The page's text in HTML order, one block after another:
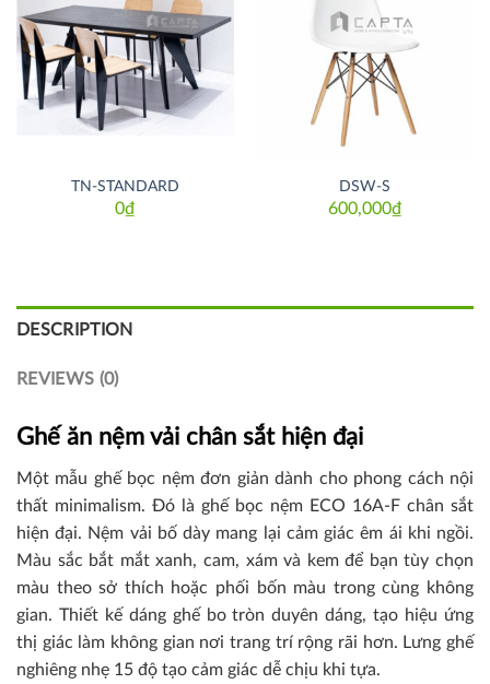
Thích
TN-STANDARD
0₫
DSW-S
600,000₫
DESCRIPTION
REVIEWS (0)
Ghế ăn nệm vải chân sắt hiện đại
Một mẫu ghế bọc nệm đơn giản dành cho phong cách nội
thất minimalism. Đó là ghế bọc nệm ECO 16A-F chân sắt
hiện đại. Nệm vải bố dày mang lại cảm giác êm ái khi ngồi.
Màu sắc bắt mắt xanh, cam, xám và kem để bạn tùy chọn
màu theo sở thích hoặc phối bốn màu trong cùng không
gian. Thiết kế dáng ghế bo tròn duyên dáng, tạo hiệu ứng
thị giác làm không gian nơi trang trí rộng rãi hơn. Lưng ghế
nghiêng nhẹ 15 độ tạo cảm giác dễ chịu khi tựa.